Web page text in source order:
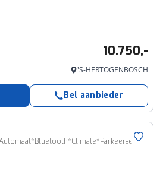
10.750,-
'S-HERTOGENBOSCH
Bel aanbieder
SEAT Mii Electric electric *Automaat*Bluetooth*Climate*Parkeersensoren*Cruise*WLTP 260km!